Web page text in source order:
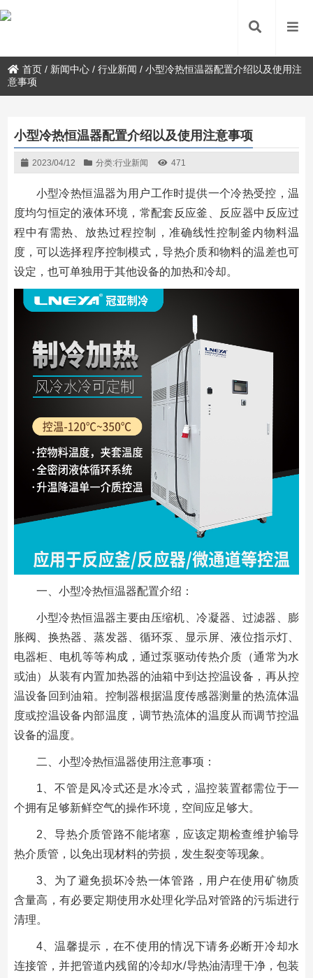
首页 / 新闻中心 /行业新闻 /小型冷热恒温器配置介绍以及使用注
意事项
小型冷热恒温器配置介绍以及使用注意事项
2023/04/12 分类:行业新闻 471
小型冷热恒温器为用户工作时提供一个冷热受控，温
度均匀恒定的液体环境，常配套反应釜、反应器中反应过
程中有需热、放热过程控制，准确线性控制釜内物料温
度，可以选择程序控制模式，导热介质和物料的温差也可
设定，也可单独用于其他设备的加热和冷却。
一、小型冷热恒温器配置介绍：
小型冷热恒温器主要由压缩机、冷凝器、过滤器、膨
胀阀、换热器、蒸发器、循环泵、显示屏、液位指示灯、
电器柜、电机等等构成，通过泵驱动传热介质（通常为水
或油）从装有内置加热器的油箱中到达控温设备，再从控
温设备回到油箱。控制器根据温度传感器测量的热流体温
度或控温设备内部温度，调节热流体的温度从而调节控温
设备的温度。
二、小型冷热恒温器使用注意事项：
1、不管是风冷式还是水冷式，温控装置都需位于一
个拥有足够新鲜空气的操作环境，空间应足够大。
2、导热介质管路不能堵塞，应该定期检查维护输导
热介质管，以免出现材料的劳损，发生裂变等现象。
3、为了避免损坏冷热一体管路，用户在使用矿物质
含量高，有必要定期使用水处理化学品对管路的污垢进行
清理。
4、温馨提示，在不使用的情况下请务必断开冷却水
连接管，并把管道内残留的冷却水/导热油清理干净，包装